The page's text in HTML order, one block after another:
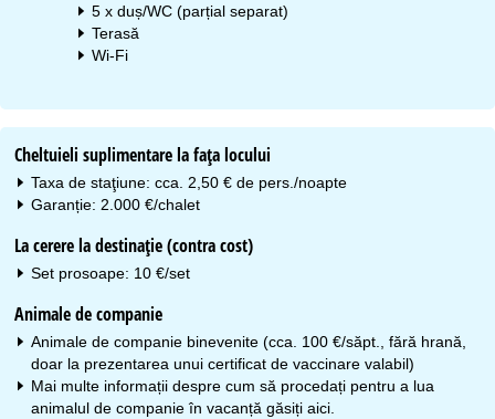
5 x duș/WC (parțial separat)
Terasă
Wi-Fi
Cheltuieli suplimentare la faţa locului
Taxa de staţiune: cca. 2,50 € de pers./noapte
Garanție: 2.000 €/chalet
La cerere la destinaţie (contra cost)
Set prosoape: 10 €/set
Animale de companie
Animale de companie binevenite (cca. 100 €/săpt., fără hrană,
doar la prezentarea unui certificat de vaccinare valabil)
Mai multe informații despre cum să procedați pentru a lua
animalul de companie în vacanță găsițiaici